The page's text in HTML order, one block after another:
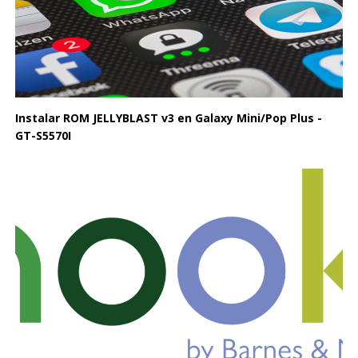
Instalar ROM JELLYBLAST v3 en Galaxy Mini/Pop Plus -
GT-S5570I